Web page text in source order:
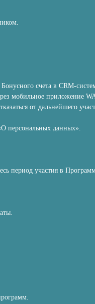
счета в CRM-
мобильное приложение
от дальнейшего
персональных данных».
период участия в